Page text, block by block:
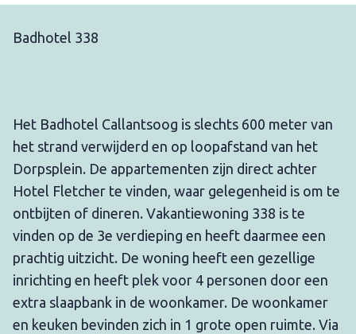
Badhotel 338
Het Badhotel Callantsoog is slechts 600 meter van
het strand verwijderd en op loopafstand van het
Dorpsplein. De appartementen zijn direct achter
Hotel Fletcher te vinden, waar gelegenheid is om te
ontbijten of dineren. Vakantiewoning 338 is te
vinden op de 3e verdieping en heeft daarmee een
prachtig uitzicht. De woning heeft een gezellige
inrichting en heeft plek voor 4 personen door een
extra slaapbank in de woonkamer. De woonkamer
en keuken bevinden zich in 1 grote open ruimte. Via